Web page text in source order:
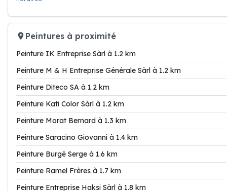
Peintures à proximité
Peinture IK Entreprise Sàrl à 1.2 km
Peinture M & H Entreprise Générale Sàrl à 1.2 km
Peinture Diteco SA à 1.2 km
Peinture Kati Color Sàrl à 1.2 km
Peinture Morat Bernard à 1.3 km
Peinture Saracino Giovanni à 1.4 km
Peinture Burgé Serge à 1.6 km
Peinture Ramel Frères à 1.7 km
Peinture Entreprise Haksi Sàrl à 1.8 km